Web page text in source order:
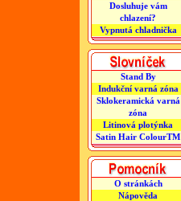
Dosluhuje vám
chlazení?
Vypnutá chladnička
Stand By
Indukční varná zóna
Sklokeramická varná
zóna
Litinová plotýnka
Satin Hair ColourTM
O stránkách
Nápověda